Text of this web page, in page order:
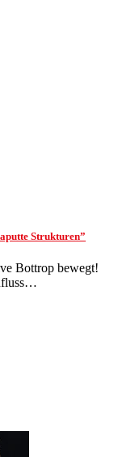
Strukturen”
Bottrop bewegt!